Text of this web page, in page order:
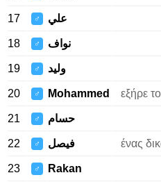
17 ♂ علي
18 ♂ نواف
19 ♂ وليد
20 ♂ Mohammed εξήρε το
21 ♂ حسام
22 ♂ فيصل ένας
23 ♂ Rakan